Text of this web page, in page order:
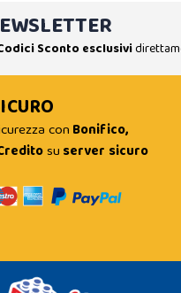
Sconto esclusivi
con Bonifico,
su server sicuro